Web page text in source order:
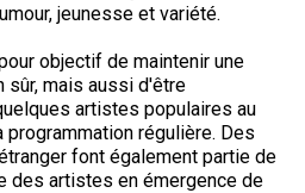
jeunesse et variété.
objectif de maintenir une
sûr, mais aussi d'être
artistes populaires au
régulière. Des
font également partie de
des artistes en émergence de